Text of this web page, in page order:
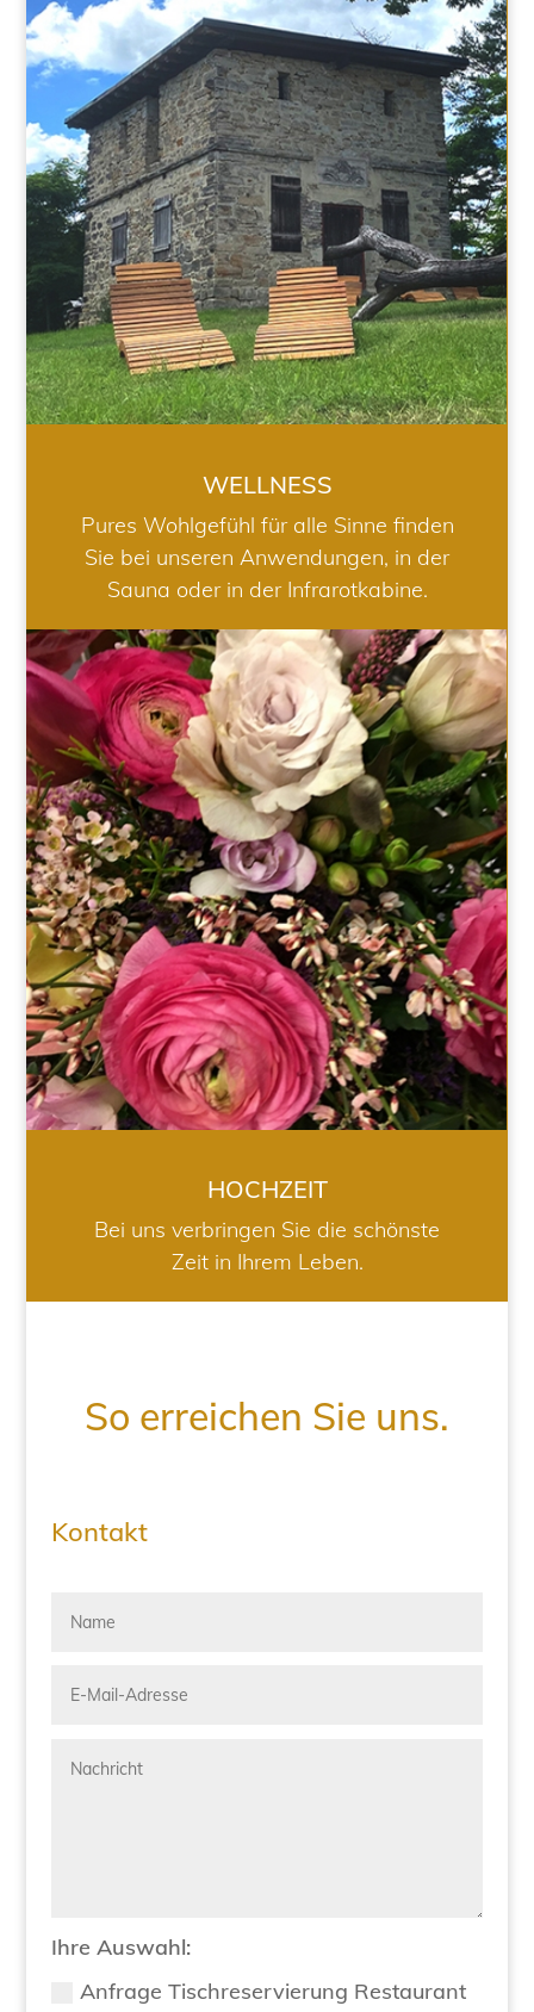
WELLNESS
WELLNESS
Pures Wohlgefühl für alle Sinne finden
Sie bei unseren Anwendungen, in der
Sauna oder in der Infrarotkabine.
HOCHZEIT
HOCHZEIT
Bei uns verbringen Sie die schönste
Zeit in Ihrem Leben.
So erreichen Sie uns.
Kontakt
Ihre Auswahl:
Anfrage Tischreservierung Restaurant